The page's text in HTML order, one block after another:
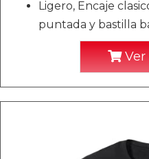
Ligero, Encaje
puntada y bastilla
Ver